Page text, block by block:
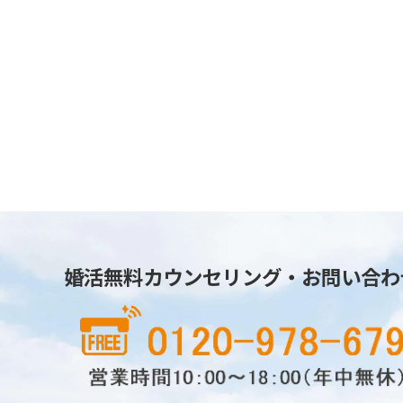
婚活無料カウンセリング・お問い合